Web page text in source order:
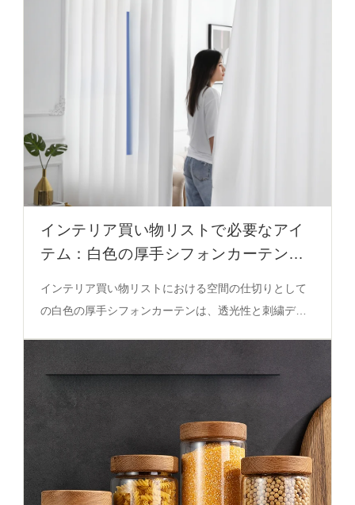
インテリア買い物リストで必要なアイ
テム：白色の厚手シフォンカーテンの
インテリア買い物リストにおける空間の仕切りとして
の白色の厚手シフォンカーテンは、透光性と刺繍デザ
詳細はこちら。